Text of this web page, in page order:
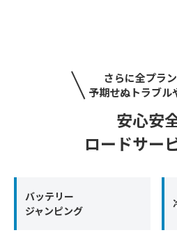
さらに全プラ
予期せぬトラブル
安心安
ロードサー
バッテリー
ジャンピング